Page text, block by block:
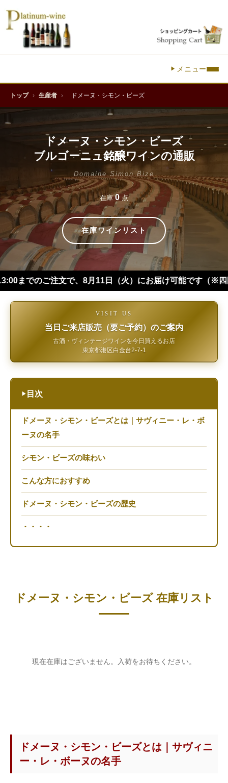
メニュー
トップ › 生産者 › ドメーヌ・シモン・ビーズ
ドメーヌ・シモン・ビーズ
ブルゴーニュ銘醸ワインの通販
Domaine Simon Bize
在庫0 点
在庫ワインリスト
8月11日（火）にお届け可能です（※四国・中国・九州
VISIT US
当日ご来店販売（要ご予約）のご案内
古酒・ヴィンテージワインを今日買えるお店
東京都港区白金台2-7-1
▶ 目次
ドメーヌ・シモン・ビーズとは｜サヴィニー・レ・ボ
ーヌの名手
シモン・ビーズの味わい
こんな方におすすめ
ドメーヌ・シモン・ビーズの歴史
・・・・
ドメーヌ・シモン・ビーズ 在庫リスト
現在在庫はございません。入荷をお待ちください。
ドメーヌ・シモン・ビーズとは｜サヴィニ
ー・レ・ボーヌの名手